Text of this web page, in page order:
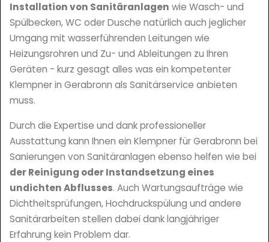
Installation von Sanitäranlagen wie Wasch- und
Spülbecken, WC oder Dusche natürlich auch jeglicher
Umgang mit wasserführenden Leitungen wie
Heizungsrohren und Zu- und Ableitungen zu Ihren
Geräten - kurz gesagt alles was ein kompetenter
Klempner in Gerabronn als Sanitärservice anbieten
muss.
Durch die Expertise und dank professioneller
Ausstattung kann Ihnen ein Klempner für Gerabronn bei
Sanierungen von Sanitäranlagen ebenso helfen wie bei
der Reinigung oder Instandsetzung eines
undichten Abflusses. Auch Wartungsaufträge wie
Dichtheitsprüfungen, Hochdruckspülung und andere
Sanitärarbeiten stellen dabei dank langjähriger
Erfahrung kein Problem dar.